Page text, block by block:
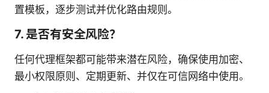
置模板，逐步测试并优化路由规则。
7. 是否有安全风险？
任何代理框架都可能带来潜在风险，确保使用加密、
最小权限原则、定期更新、并仅在可信网络中使用。